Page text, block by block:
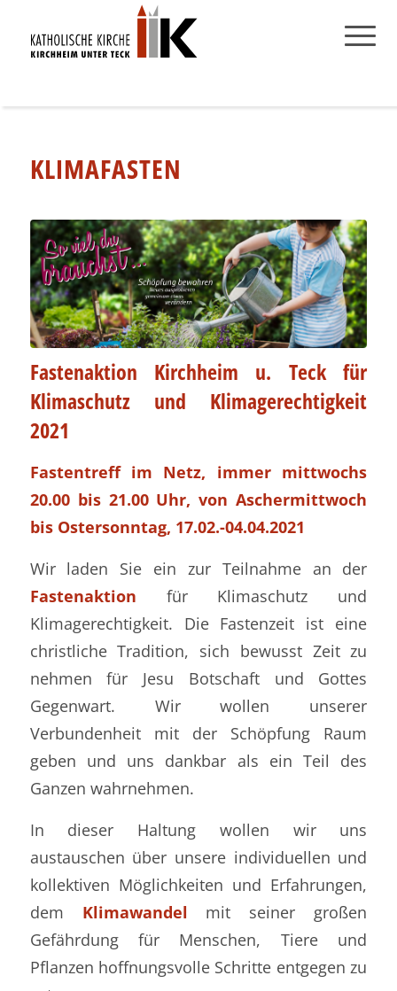
KLIMAFASTEN
Fastenaktion Kirchheim u. Teck für
Klimaschutz und Klimagerechtigkeit
2021
Fastentreff im Netz, immer mittwochs
20.00 bis 21.00 Uhr, von Aschermittwoch
bis Ostersonntag, 17.02.-04.04.2021
Wir laden Sie ein zur Teilnahme an der
Fastenaktion für Klimaschutz und
Klimagerechtigkeit. Die Fastenzeit ist eine
christliche Tradition, sich bewusst Zeit zu
nehmen für Jesu Botschaft und Gottes
Gegenwart. Wir wollen unserer
Verbundenheit mit der Schöpfung Raum
geben und uns dankbar als ein Teil des
Ganzen wahrnehmen.
In dieser Haltung wollen wir uns
austauschen über unsere individuellen und
kollektiven Möglichkeiten und Erfahrungen,
dem Klimawandel mit seiner großen
Gefährdung für Menschen, Tiere und
Pflanzen hoffnungsvolle Schritte entgegen zu